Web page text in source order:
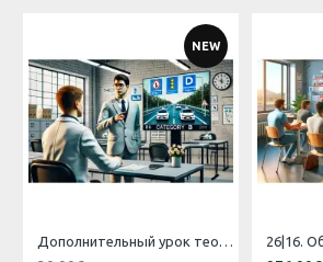
NEW
Дополнительный урок теории для категории B